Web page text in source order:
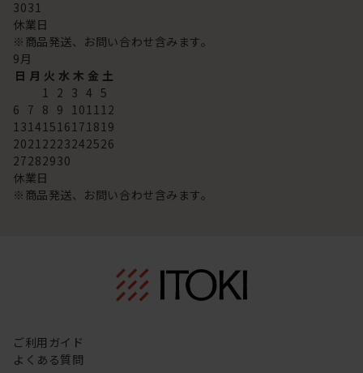
3031
休業日
※商品発送、お問い合わせ含みます。
9月
日 月 火 水 木 金 土
1 2 3 4 5
6 7 8 9 101112
13141516171819
20212223242526
27282930
休業日
※商品発送、お問い合わせ含みます。
ご利用ガイド
よくある質問